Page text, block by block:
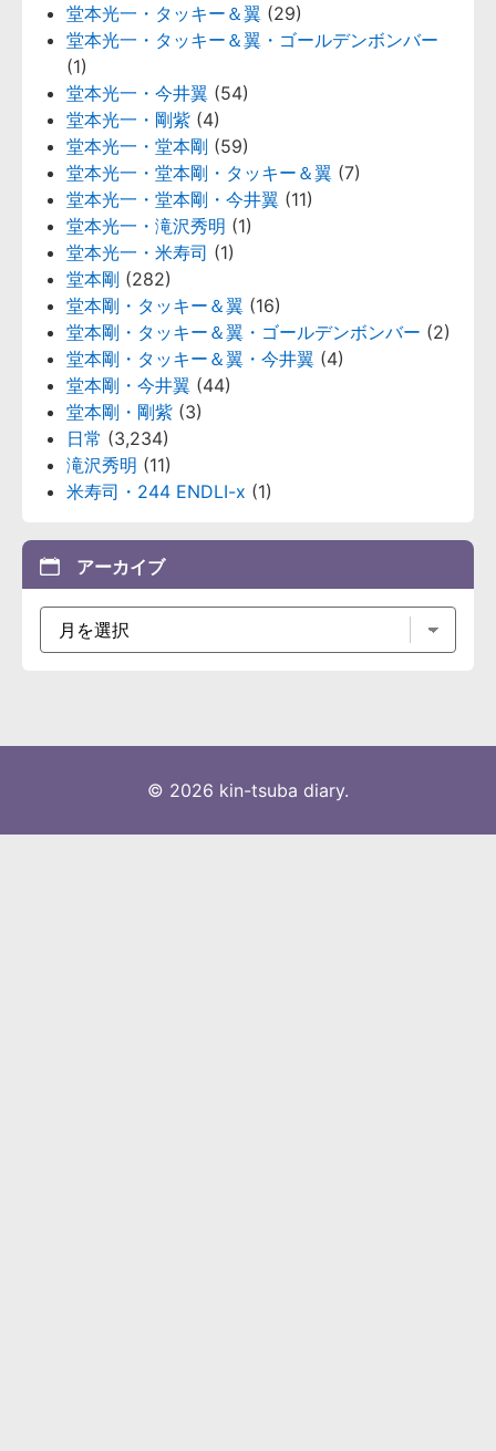
堂本光一・タッキー＆翼 (29)
堂本光一・タッキー＆翼・ゴールデンボンバー
(1)
堂本光一・今井翼 (54)
堂本光一・剛紫 (4)
堂本光一・堂本剛 (59)
堂本光一・堂本剛・タッキー＆翼 (7)
堂本光一・堂本剛・今井翼 (11)
堂本光一・滝沢秀明 (1)
堂本光一・米寿司 (1)
堂本剛 (282)
堂本剛・タッキー＆翼 (16)
堂本剛・タッキー＆翼・ゴールデンボンバー (2)
堂本剛・タッキー＆翼・今井翼 (4)
堂本剛・今井翼 (44)
堂本剛・剛紫 (3)
日常 (3,234)
滝沢秀明 (11)
米寿司・244 ENDLI-x (1)
アーカイブ
© 2026 kin-tsuba diary.